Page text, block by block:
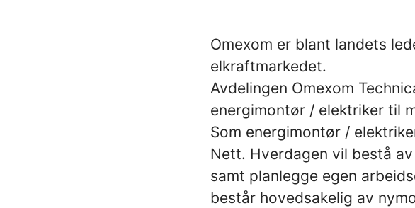
Omexom er blant landets
elkraftmarkedet.
Avdelingen Omexom
energimontør / elektriker til
Som energimontør /
Nett. Hverdagen vil bestå
samt planlegge egen
består hovedsakelig av